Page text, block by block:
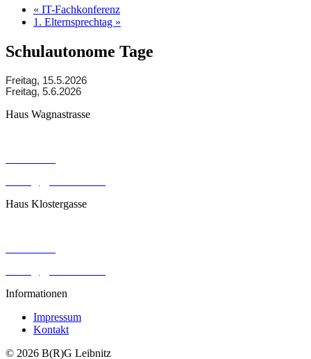
« IT-Fachkonferenz
1. Elternsprechtag »
Schulautonome Tage
Freitag, 15.5.2026
Freitag, 5.6.2026
Haus Wagnastrasse
Haus Klostergasse
Informationen
Impressum
Kontakt
© 2026 B(R)G Leibnitz